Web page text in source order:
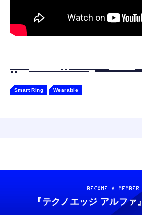
Smart Ring Wearable
BECOME A MEMBER
『テクノエッジ アルファ』